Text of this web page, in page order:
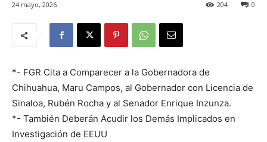
24 mayo, 2026 0
204
*- FGR Cita a Comparecer a la Gobernadora de
Chihuahua, Maru Campos, al Gobernador con Licencia de
Sinaloa, Rubén Rocha y al Senador Enrique Inzunza.
*- También Deberán Acudir los Demás Implicados en
Investigación de EEUU